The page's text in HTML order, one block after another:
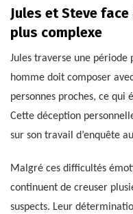
Jules et Steve
plus complexe
Jules traverse une
homme doit composer
personnes proches, ce qui
Cette déception
sur son travail d’enquête
Malgré ces difficultés
continuent de creuser
suspects. Leur